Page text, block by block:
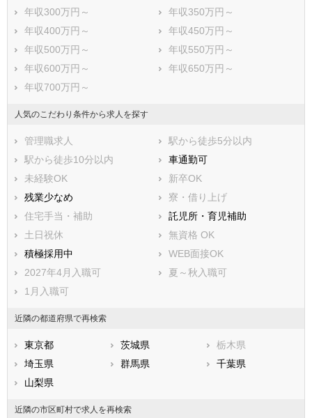
大和市
伊勢原市
海老名市
座間市
南足柄市
綾瀬市
三浦郡葉山町
高座郡寒川町
中郡大磯町
足柄上郡中井町
足柄上郡松田町
足柄上郡山北町
足柄上郡開成町
足柄下郡箱根町
足柄下郡湯河原町
愛甲郡愛川町
愛甲郡清川村
年収300万円～
年収350万円～
年収400万円～
年収450万円～
年収500万円～
年収550万円～
年収600万円～
年収650万円～
年収700万円～
人気のこだわり条件から求人を探す
管理職求人
駅から徒歩5分以内
駅から徒歩10分以内
車通勤可
未経験OK
新卒OK
残業少なめ
寮・借り上げ
住宅手当・補助
託児所・育児補助
土日祝休
無資格 OK
積極採用中
WEB面接OK
2027年4月入職可
夏～秋入職可
1月入職可
近隣の都道府県で再検索
東京都 茨城県
栃木県
埼玉県
群馬県
千葉県
山梨県
近隣の市区町村で求人を再検索